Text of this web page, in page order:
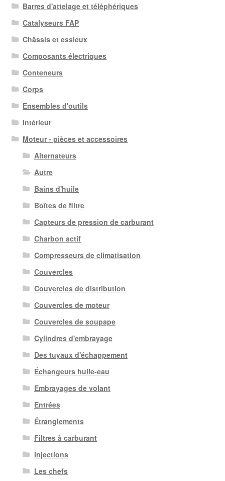
Barres d'attelage et téléphériques
Catalyseurs FAP
Châssis et essieux
Composants électriques
Conteneurs
Corps
Ensembles d'outils
Intérieur
Moteur - pièces et accessoires
Alternateurs
Autre
Bains d'huile
Boîtes de filtre
Capteurs de pression de carburant
Charbon actif
Compresseurs de climatisation
Couvercles
Couvercles de distribution
Couvercles de moteur
Couvercles de soupape
Cylindres d'embrayage
Des tuyaux d'échappement
Échangeurs huile-eau
Embrayages de volant
Entrées
Étranglements
Filtres à carburant
Injections
Les chefs